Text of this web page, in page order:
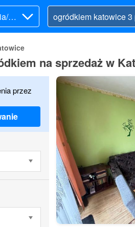
Do
na sprzedaż w
przez